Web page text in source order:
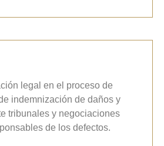
legal en el proceso de
indemnización de daños y
tribunales y negociaciones
de los defectos.